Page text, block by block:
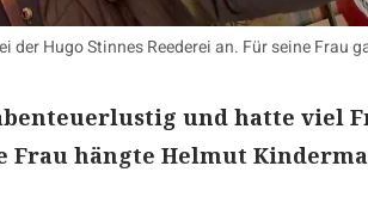
Hugo Stinnes Reederei an. Für seine Frau
und hatte viel
Frau hängte Helmut